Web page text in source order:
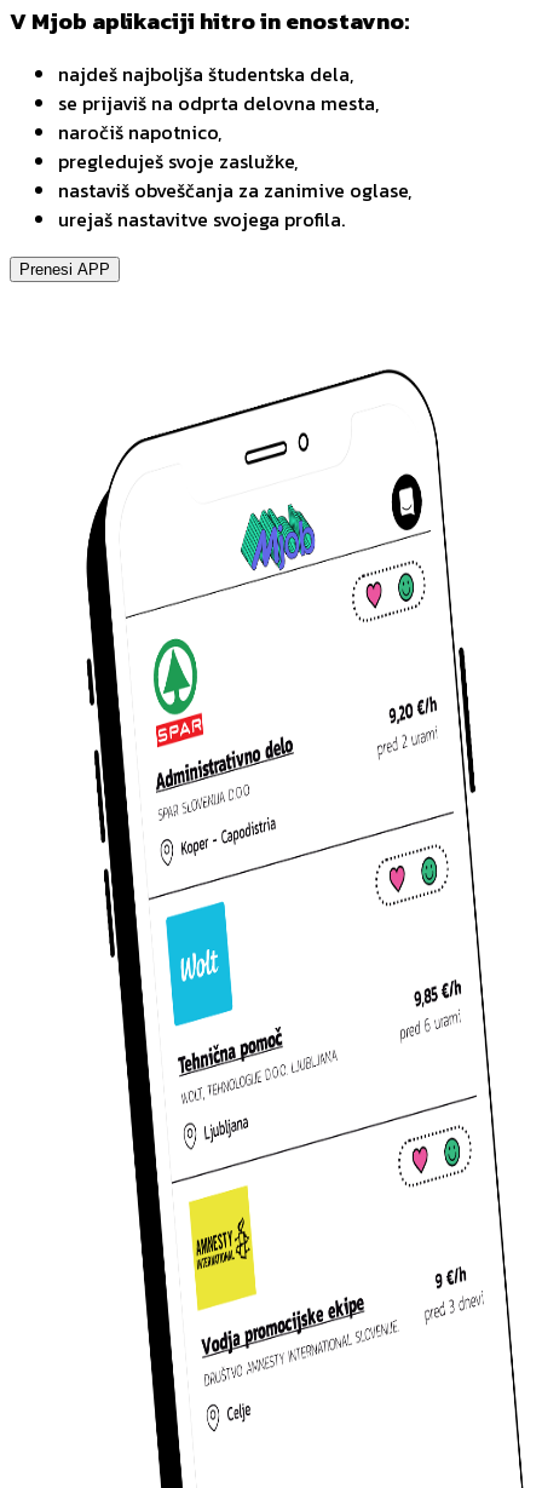
V Mjob aplikaciji hitro in enostavno:
najdeš najboljša študentska dela,
se prijaviš na odprta delovna mesta,
naročiš napotnico,
pregleduješ svoje zaslužke,
nastaviš obveščanja za zanimive oglase,
urejaš nastavitve svojega profila.
Prenesi APP